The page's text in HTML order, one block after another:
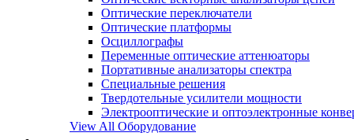
Оптические переключатели
Оптические платформы
Осциллографы
Переменные оптические аттенюаторы
Портативные анализаторы спектра
Специальные решения
Твердотельные усилители мощности
Электрооптические и оптоэлектронные
View All Оборудование